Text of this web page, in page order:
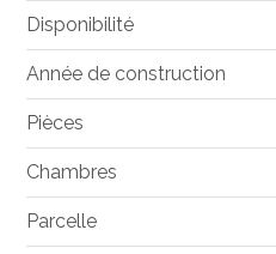
Disponibilité
Année de construction
Pièces
Chambres
Parcelle